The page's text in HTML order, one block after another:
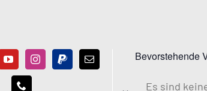
Bevorstehende
Es sind